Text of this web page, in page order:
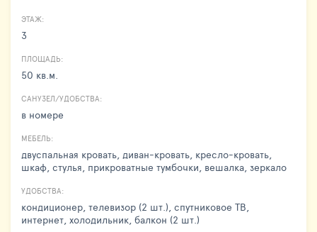
ЭТАЖ:
3
ПЛОЩАДЬ:
50 кв.м.
САНУЗЕЛ/УДОБСТВА:
в номере
МЕБЕЛЬ:
двуспальная кровать, диван-кровать, кресло-кровать,
шкаф, стулья, прикроватные тумбочки, вешалка, зеркало
УДОБСТВА:
кондиционер, телевизор (2 шт.), спутниковое ТВ,
интернет, холодильник, балкон (2 шт.)